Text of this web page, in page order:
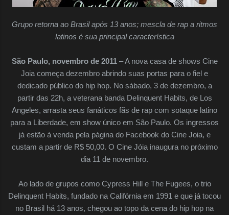
Grupo retorna ao Brasil após 13 anos; mescla de rap a ritmos
latinos é sua principal característica
São Paulo, novembro de 2011– A nova casa de shows Cine
Joia começa dezembro abrindo suas portas para o fiel e
dedicado público do hip hop. No sábado, 3 de dezembro, a
partir das 22h, a veterana banda Delinquent Habits, de Los
Angeles, arrasta seus fanáticos fãs de rap com sotaque latino
para a Liberdade, em show único em São Paulo. Os ingressos
já estão à venda pela página do Facebook do Cine Joia, e
custam a partir de R$ 50,00. O Cine Jóia inaugura no próximo
dia 11 de novembro.
Ao lado de grupos como Cypress Hill e The Fugees, o trio
Delinquent Habits, fundado na Califórnia em 1991 e que já tocou
no Brasil há 13 anos, chegou ao topo da cena do hip hop na